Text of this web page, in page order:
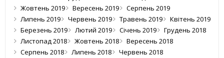
Жовтень 2019
Вересень 2019
Серпень 2019
Липень 2019
Червень 2019 Травень 2019
Квітень 2019
Березень 2019
Лютий 2019 Січень 2019
Грудень 2018
Листопад 2018
Жовтень 2018
Вересень 2018
Серпень 2018
Липень 2018
Червень 2018